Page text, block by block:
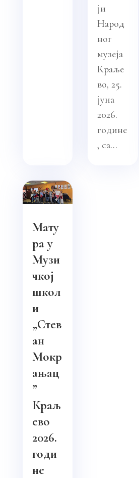
ји
Народ
ног
музеја
Краље
во, 25.
јуна
2026.
године
, са...
Мату
ра у
Музи
чкој
школ
и
„Стев
ан
Мокр
ањац
”
Краљ
ево
2026.
годи
не